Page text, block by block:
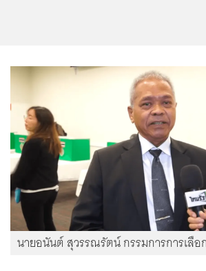
นายอนันต์ สุวรรณรัตน์ กรรมการการเลือ